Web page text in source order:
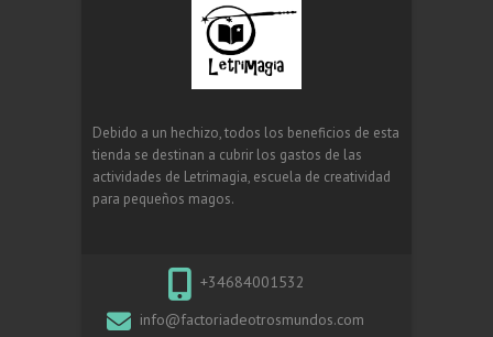
Debido a un hechizo, todos los beneficios de esta
tienda se destinan a cubrir los gastos de las
actividades de Letrimagia, escuela de creatividad
para pequeños magos.
+34684001532
info@factoriadeotrosmundos.com